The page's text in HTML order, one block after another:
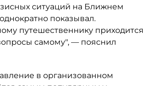
ситуаций на Ближнем
показывал.
путешественнику приходится
самому", — пояснил
в организованном